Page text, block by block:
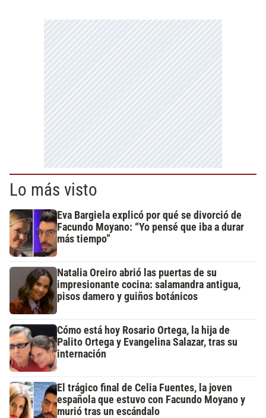
Lo más visto
Eva Bargiela explicó por qué se divorció de
Facundo Moyano: “Yo pensé que iba a durar
más tiempo”
Natalia Oreiro abrió las puertas de su
impresionante cocina: salamandra antigua,
pisos damero y guiños botánicos
Cómo está hoy Rosario Ortega, la hija de
Palito Ortega y Evangelina Salazar, tras su
internación
El trágico final de Celia Fuentes, la joven
española que estuvo con Facundo Moyano y
murió tras un escándalo